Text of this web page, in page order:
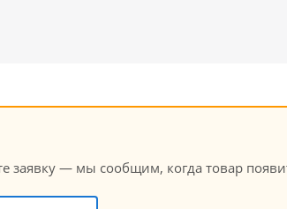
— мы сообщим, когда товар